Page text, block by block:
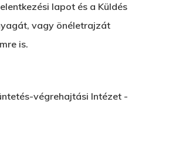
lapot és a Küldés
vagy önéletrajzát
is.
végrehajtási Intézet -